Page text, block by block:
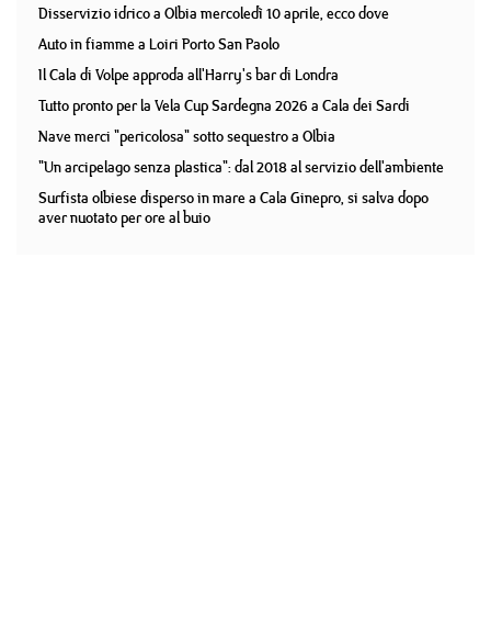
Disservizio idrico a Olbia mercoledì 10 aprile, ecco dove
Auto in fiamme a Loiri Porto San Paolo
Il Cala di Volpe approda all'Harry's bar di Londra
Tutto pronto per la Vela Cup Sardegna 2026 a Cala dei Sardi
Nave merci "pericolosa" sotto sequestro a Olbia
"Un arcipelago senza plastica": dal 2018 al servizio dell'ambiente
Surfista olbiese disperso in mare a Cala Ginepro, si salva dopo
aver nuotato per ore al buio